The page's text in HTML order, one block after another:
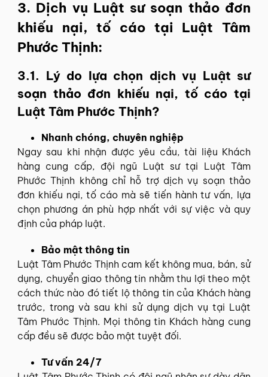
3. Dịch vụ Luật sư soạn thảo đơn
khiếu nại, tố cáo tại Luật Tâm
Phước Thịnh:
3.1. Lý do lựa chọn dịch vụ Luật sư
soạn thảo đơn khiếu nại, tố cáo tại
Luật Tâm Phước Thịnh?
Nhanh chóng, chuyên nghiệp
Ngay sau khi nhận được yêu cầu, tài liệu Khách
hàng cung cấp, đội ngũ Luật sư tại Luật Tâm
Phước Thịnh không chỉ hỗ trợ dịch vụ soạn thảo
đơn khiếu nại, tố cáo mà sẽ tiến hành tư vấn, lựa
chọn phương án phù hợp nhất với sự việc và quy
định của pháp luật.
Bảo mật thông tin
Luật Tâm Phước Thịnh cam kết không mua, bán, sử
dụng, chuyển giao thông tin nhằm thu lợi theo một
cách thức nào đó tiết lộ thông tin của Khách hàng
trước, trong và sau khi sử dụng dịch vụ tại Luật
Tâm Phước Thịnh. Mọi thông tin Khách hàng cung
cấp đều sẽ được bảo mật tuyệt đối.
Tư vấn 24/7